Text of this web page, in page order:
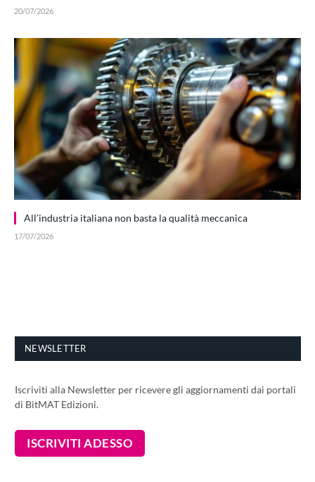
20/07/2026
All’industria italiana non basta la qualità meccanica
17/07/2026
NEWSLETTER
Iscriviti alla Newsletter per ricevere gli aggiornamenti dai portali
di BitMAT Edizioni.